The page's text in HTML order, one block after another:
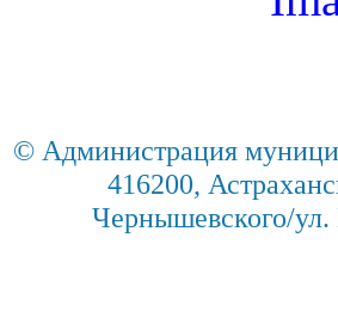
© Администрация
416200,
Чернышевского/